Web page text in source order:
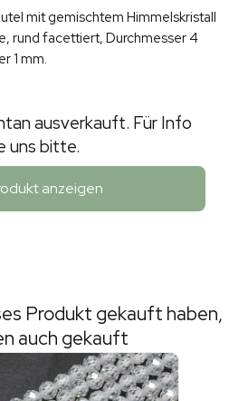
mit gemischtem Himmelskristall
rund facettiert, Durchmesser 4
1 mm.
ausverkauft. Für Info
uns bitte.
anzeigen
Produkt gekauft haben,
auch gekauft